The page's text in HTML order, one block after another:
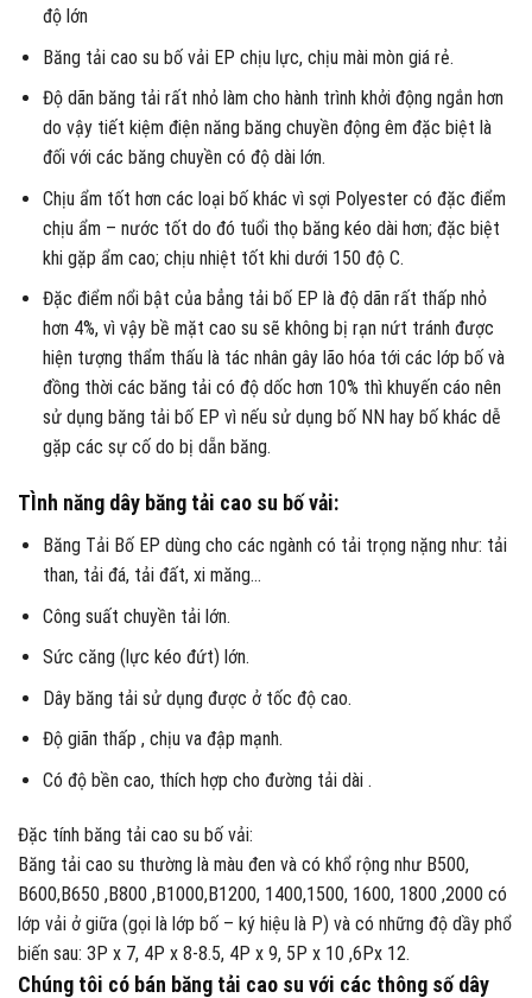
độ lớn
Băng tải cao su bố vải EP chịu lực, chịu mài mòn giá rẻ.
Độ dãn băng tải rất nhỏ làm cho hành trình khởi động ngắn hơn
do vậy tiết kiệm điện năng băng chuyền động êm đặc biệt là
đối với các băng chuyền có độ dài lớn.
Chịu ẩm tốt hơn các loại bố khác vì sợi Polyester có đặc điểm
chịu ẩm – nước tốt do đó tuổi thọ băng kéo dài hơn; đặc biệt
khi gặp ẩm cao; chịu nhiệt tốt khi dưới 150 độ C.
Đặc điểm nổi bật của bẳng tải bố EP là độ dãn rất thấp nhỏ
hơn 4%, vì vậy bề mặt cao su sẽ không bị rạn nứt tránh được
hiện tượng thẩm thấu là tác nhân gây lão hóa tới các lớp bố và
đồng thời các băng tải có độ dốc hơn 10% thì khuyến cáo nên
sử dụng băng tải bố EP vì nếu sử dụng bố NN hay bố khác dễ
gặp các sự cố do bị dẵn băng.
TÌnh năng dây băng tải cao su bố vải:
Băng Tải Bố EP dùng cho các ngành có tải trọng nặng như: tải
than, tải đá, tải đất, xi măng…
Công suất chuyền tải lớn.
Sức căng (lực kéo đứt) lớn.
Dây băng tải sử dụng được ở tốc độ cao.
Độ giãn thấp , chịu va đập mạnh.
Có độ bền cao, thích hợp cho đường tải dài .
Đặc tính băng tải cao su bố vải:
Băng tải cao su thường là màu đen và có khổ rộng như B500,
B600,B650 ,B800 ,B1000,B1200, 1400,1500, 1600, 1800 ,2000 có
lớp vải ở giữa (gọi là lớp bố – ký hiệu là P) và có những độ dầy phổ
biến sau: 3P x 7, 4P x 8-8.5, 4P x 9, 5P x 10 ,6Px 12.
Chúng tôi có bán băng tải cao su với các thông số dây